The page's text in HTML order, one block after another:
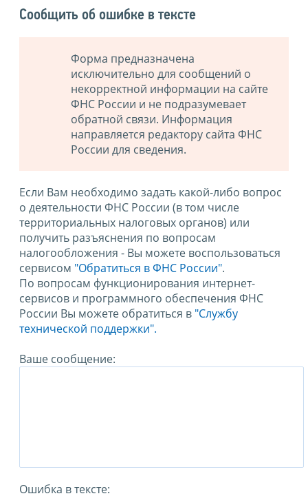
Сообщить об ошибке в тексте
Форма предназначена
исключительно для сообщений о
некорректной информации на сайте
ФНС России и не подразумевает
обратной связи. Информация
направляется редактору сайта ФНС
России для сведения.
Если Вам необходимо задать какой-либо вопрос
о деятельности ФНС России (в том числе
территориальных налоговых органов) или
получить разъяснения по вопросам
налогообложения - Вы можете воспользоваться
сервисом "Обратиться в ФНС России".
По вопросам функционирования интернет-
сервисов и программного обеспечения ФНС
России Вы можете обратиться в "Службу
технической поддержки".
Ваше сообщение:
Ошибка в тексте: